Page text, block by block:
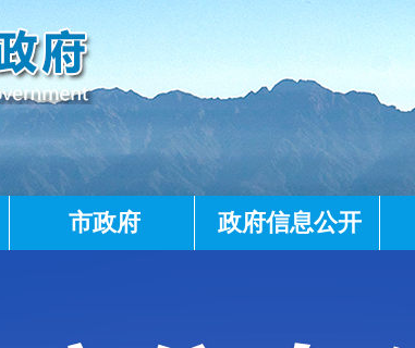
市政府 政府信息公开